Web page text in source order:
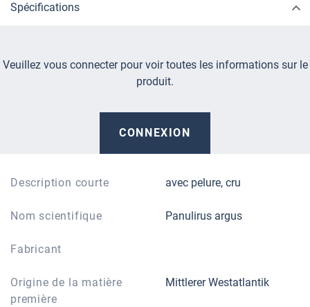
Spécifications
Veuillez vous connecter pour voir toutes les informations sur le
produit.
CONNEXION
Description courte avec pelure, cru
Nom scientifique Panulirus argus
Fabricant
Origine de la matière
première
Mittlerer Westatlantik